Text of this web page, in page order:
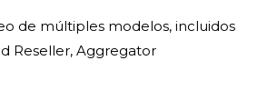
de múltiples modelos, incluidos
Reseller, Aggregator